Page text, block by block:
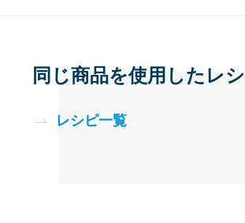
同じ商品を使用したレ
レシピ一覧